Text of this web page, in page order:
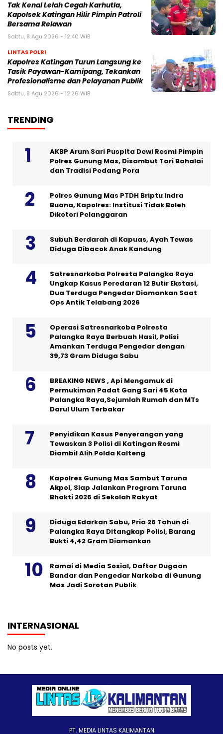
Tak Kenal Lelah Cegah Karhutla,
Kapolsek Katingan Hilir Pimpin Patroli
Bersama Relawan
Sabtu, 8 Agu 2026 - 12:40 WIB
LINTAS POLRI
Kapolres Katingan Turun Langsung ke
Tasik Payawan-Kamipang, Tekankan
Profesionalisme dan Pelayanan Publik
Sabtu, 8 Agu 2026 - 12:26 WIB
TRENDING
AKBP Arum Sari Puspita Dewi Resmi Pimpin
Polres Gunung Mas, Disambut Tari Bahalai
dan Tradisi Pedang Pora
Polres Gunung Mas PTDH Briptu Indra
Buana, Kapolres: Institusi Tidak Boleh
Dikotori Pelanggaran
Subuh Berdarah di Kapuas, Ayah Tewas
Diduga Dibacok Anak Kandung
Satresnarkoba Polresta Palangka Raya
Ungkap Kasus Peredaran 12 Butir Ekstasi,
Dua Terduga Pengedar Diamankan Saat
Ops Antik Telabang 2026
Operasi Satresnarkoba Polresta
Palangka Raya Berbuah Hasil, Polisi
Amankan Terduga Pengedar dengan
39,73 Gram Diduga Sabu
BREAKING NEWS , Api Mengamuk di
Permukiman Padat Gang Sari 45 Kota
Palangka Raya,Sejumlah Rumah dan MTs
Darul Ulum Terbakar
Penyidikan Kasus Penyerangan yang
Tewaskan 3 Polisi di Katingan Resmi
Diambil Alih Polda Kalteng
Kapolres Gunung Mas Sambut Taruna
Akpol, Siap Jalankan Program Taruna
Bhakti 2026 di Sekolah Rakyat
Diduga Edarkan Sabu, Pria 26 Tahun di
Palangka Raya Ditangkap Polisi, Barang
Bukti 4,42 Gram Diamankan
Ramai di Media Sosial, Daftar Dugaan
Bandar dan Pengedar Narkoba di Gunung
Mas Jadi Sorotan Publik
INTERNASIONAL
No posts yet.
PT. MEDIA LINTAS KALIMANTAN